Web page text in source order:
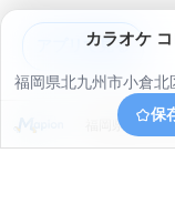
カラオケ
福岡県北九州市小倉北
保
福岡県北九州
アプリで見る